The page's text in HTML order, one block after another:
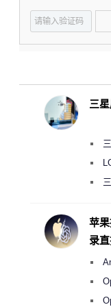
三
店
规行
苹
录
新执
“反